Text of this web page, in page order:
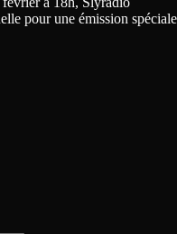
pour une émission spéciale